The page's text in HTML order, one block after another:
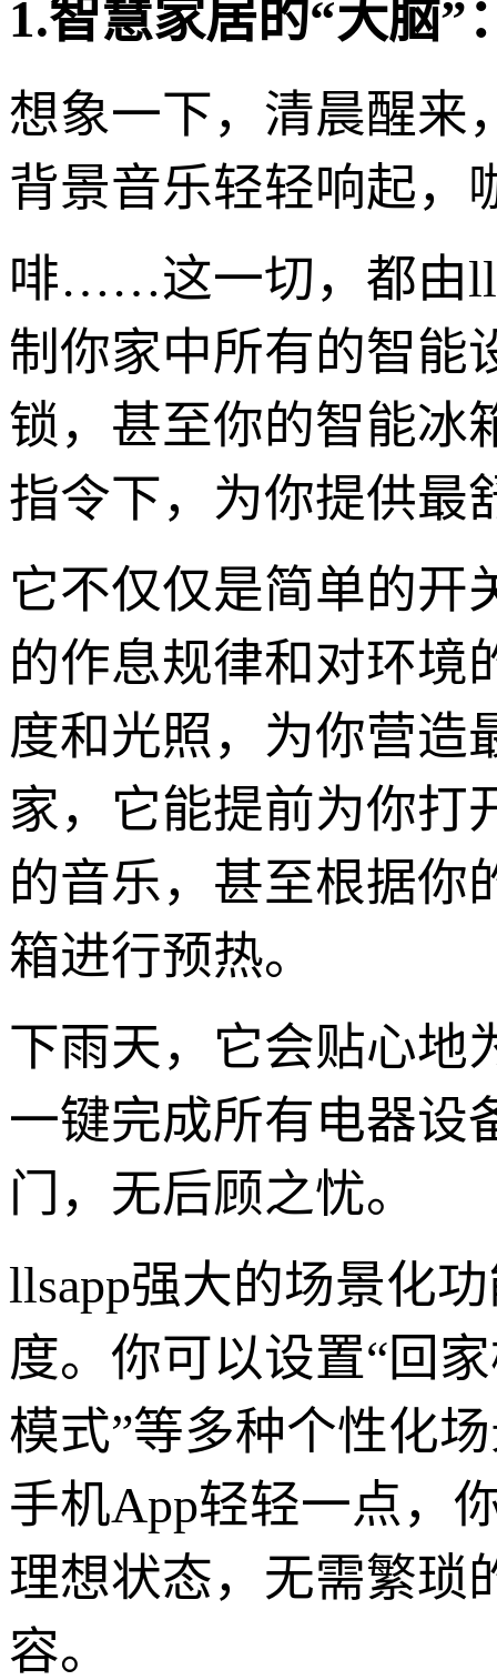
1.智慧家居的“大脑”
想象一下，清晨醒来
背景音乐轻轻响起，
啡……这一切，都由
制你家中所有的智能
锁，甚至你的智能冰
指令下，为你提供最
它不仅仅是简单的开
的作息规律和对环境
度和光照，为你营造
家，它能提前为你打
的音乐，甚至根据你
箱进行预热。
下雨天，它会贴心地
一键完成所有电器设
门，无后顾之忧。
llsapp强大的场景化
度。你可以设置“回
模式”等多种个性化
手机App轻轻一点，
理想状态，无需繁琐
容。